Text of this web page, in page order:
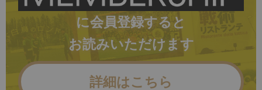
に会員登録すると
お読みいただけます
詳細はこちら